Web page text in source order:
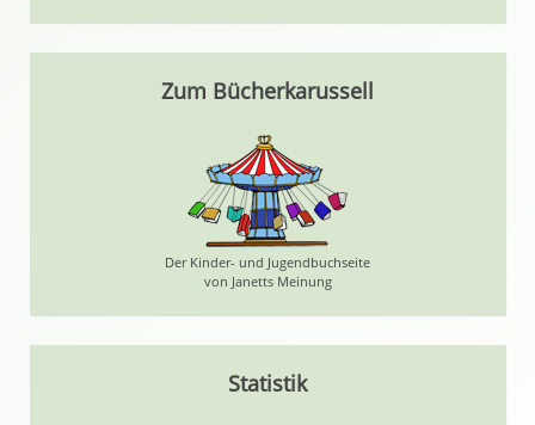
Zum Bücherkarussell
Der Kinder- und Jugendbuchseite
von Janetts Meinung
Statistik